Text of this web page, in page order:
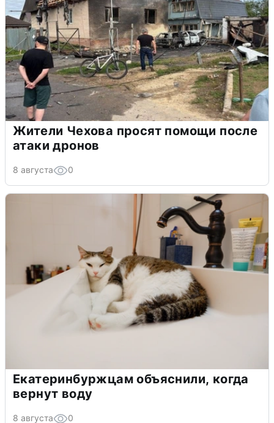
Жители Чехова просят помощи после
атаки дронов
8 августа 0
Екатеринбуржцам объяснили, когда
вернут воду
8 августа 0